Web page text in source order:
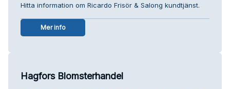
Hitta information om Ricardo Frisör & Salong kundtjänst.
Mer info
Hagfors Blomsterhandel